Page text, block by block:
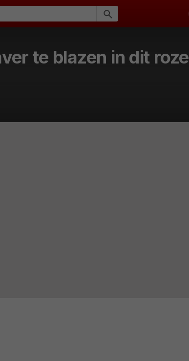
te blazen in dit roze